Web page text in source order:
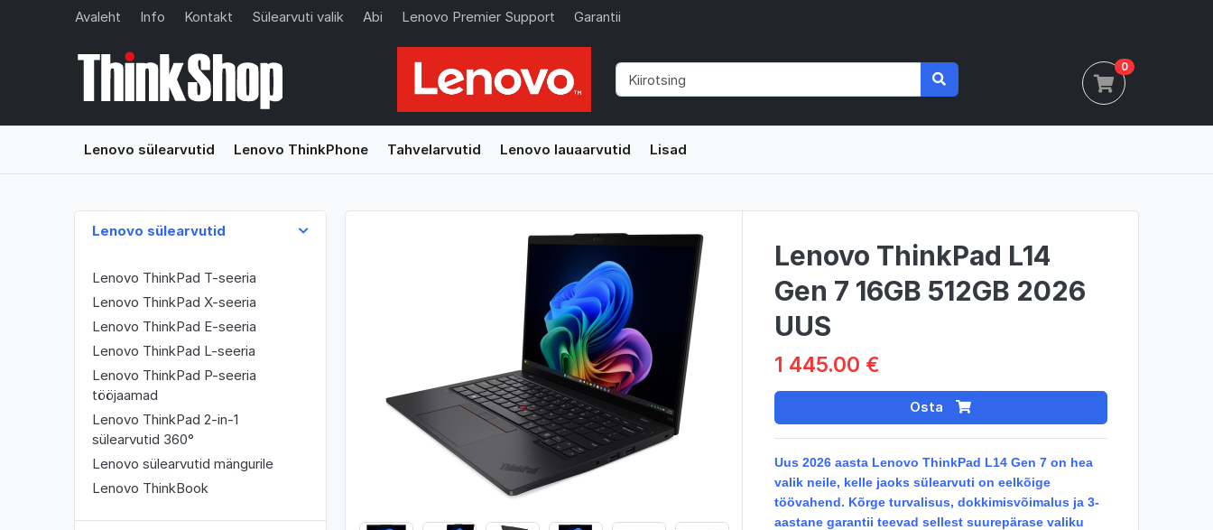
Avaleht Info Kontakt Sülearvuti valik Abi Lenovo Premier Support Garantii
0
Lenovo sülearvutid Lenovo ThinkPhone Tahvelarvutid Lenovo lauaarvutid Lisad
Lenovo sülearvutid
Lenovo ThinkPad T-seeria
Lenovo ThinkPad X-seeria
Lenovo ThinkPad E-seeria
Lenovo ThinkPad L-seeria
Lenovo ThinkPad P-seeria
tööjaamad
Lenovo ThinkPad 2-in-1
sülearvutid 360°
Lenovo sülearvutid mängurile
Lenovo ThinkBook
Lenovo ThinkPad L14
Gen 7 16GB 512GB 2026
UUS
1 445.00 €
Osta
Uus 2026 aasta Lenovo ThinkPad L14 Gen 7 on hea
valik neile, kelle jaoks sülearvuti on eelkõige
töövahend. Kõrge turvalisus, dokkimisvõimalus ja 3-
aastane garantii teevad sellest suurepärase valiku